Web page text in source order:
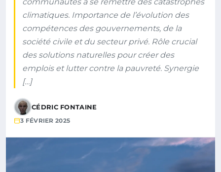
climatiques. Importance de l’évolution des
compétences des gouvernements, de la
société civile et du secteur privé. Rôle crucial
des solutions naturelles pour créer des
emplois et lutter contre la pauvreté. Synergie
[…]
CÉDRIC FONTAINE
3 FÉVRIER 2025